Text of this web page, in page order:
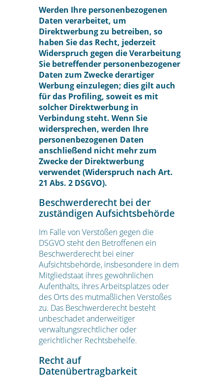
Werden Ihre personenbezogenen
Daten verarbeitet, um
Direktwerbung zu betreiben, so
haben Sie das Recht, jederzeit
Widerspruch gegen die Verarbeitung
Sie betreffender personenbezogener
Daten zum Zwecke derartiger
Werbung einzulegen; dies gilt auch
für das Profiling, soweit es mit
solcher Direktwerbung in
Verbindung steht. Wenn Sie
widersprechen, werden Ihre
personenbezogenen Daten
anschließend nicht mehr zum
Zwecke der Direktwerbung
verwendet (Widerspruch nach Art.
21 Abs. 2 DSGVO).
Beschwerderecht bei der
zuständigen Aufsichtsbehörde
Im Falle von Verstößen gegen die
DSGVO steht den Betroffenen ein
Beschwerderecht bei einer
Aufsichtsbehörde, insbesondere in dem
Mitgliedstaat ihres gewöhnlichen
Aufenthalts, ihres Arbeitsplatzes oder
des Orts des mutmaßlichen Verstoßes
zu. Das Beschwerderecht besteht
unbeschadet anderweitiger
verwaltungsrechtlicher oder
gerichtlicher Rechtsbehelfe.
Recht auf
Datenübertragbarkeit